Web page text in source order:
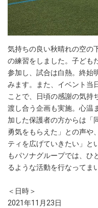
気持ちの良い秋晴れの空の
の練習をしました。子ども
参加し、試合は白熱。終始
みます。また、イベント当
ことで、日頃の感謝の気持
渡し合う企画も実施。心温
加した保護者の方からは「
勇気をもらえた」との声や
ティを広げていきたい」と
もパソナグループでは、ひ
るような活動を行なってま
＜日時＞
2021年11月23日